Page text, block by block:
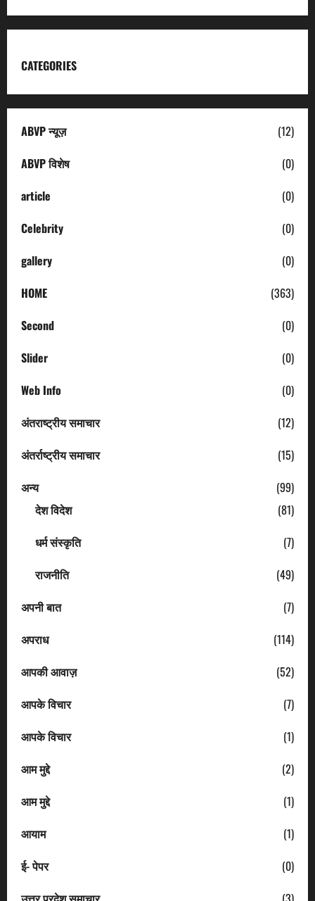
CATEGORIES
ABVP न्यूज़
(12)
ABVP विशेष
(0)
article
(0)
Celebrity
(0)
gallery
(0)
HOME
(363)
Second
(0)
Slider
(0)
Web Info
(0)
अंतराष्ट्रीय समाचार
(12)
अंतर्राष्ट्रीय समाचार
(15)
अन्य
(99)
देश विदेश
(81)
धर्म संस्कृति
(7)
राजनीति
(49)
अपनी बात
(7)
अपराध
(114)
आपकी आवाज़
(52)
आपके विचार
(7)
आपके विचार
(1)
आम मुद्दे
(2)
आम मुद्दे
(1)
आयाम
(1)
ई- पेपर
(0)